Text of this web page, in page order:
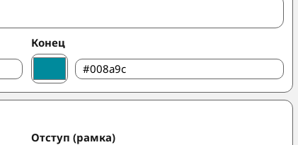
Конец
Отступ (рамка)